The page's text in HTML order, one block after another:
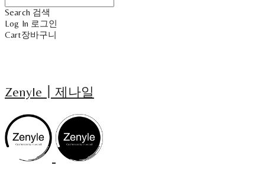
Search 검색
Log In 로그인
Cart장바구니
Zenyle┃제나일